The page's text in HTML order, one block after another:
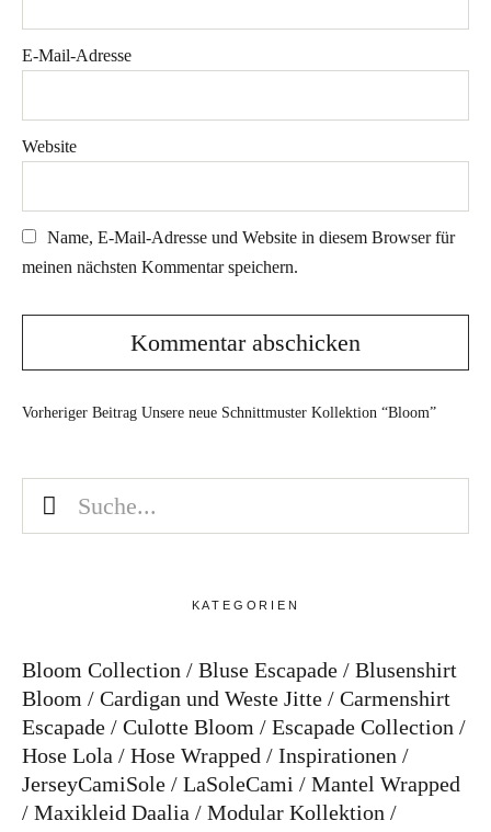
E-Mail-Adresse
Website
Name, E-Mail-Adresse und Website in diesem Browser für
meinen nächsten Kommentar speichern.
Vorheriger Beitrag Unsere neue Schnittmuster Kollektion “Bloom”
KATEGORIEN
Bloom Collection Bluse Escapade
Blusenshirt
Bloom
Cardigan und Weste Jitte
Carmenshirt
Escapade
Culotte Bloom
Escapade Collection
Hose Lola
Hose Wrapped
Inspirationen
JerseyCamiSole
LaSoleCami
Mantel Wrapped
Maxikleid Daalia
Modular Kollektion